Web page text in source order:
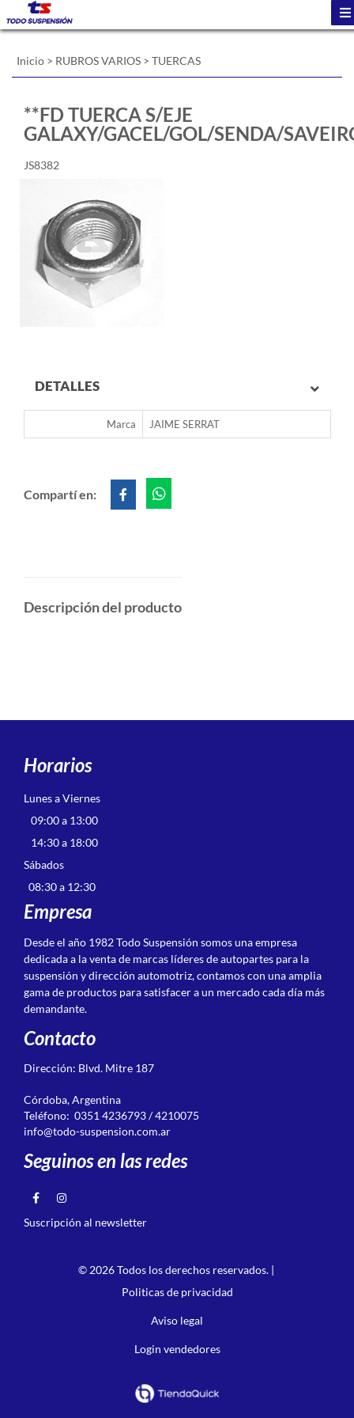
Inicio > RUBROS VARIOS > TUERCAS
**FD TUERCA S/EJE
GALAXY/GACEL/GOL/SENDA/
JS8382
DETALLES
Marca JAIME SERRAT
Compartí en:
Descripción del producto
Horarios
Lunes a Viernes
09:00 a 13:00
14:30 a 18:00
Sábados
08:30 a 12:30
Empresa
Desde el año 1982 Todo Suspensión somos una empresa
dedicada a la venta de marcas líderes de autopartes para la
suspensión y dirección automotriz, contamos con una amplia
gama de productos para satisfacer a un mercado cada día más
demandante.
Contacto
Dirección: Blvd. Mitre 187
Córdoba, Argentina
Teléfono: 0351 4236793 / 4210075
info@todo-suspension.com.ar
Seguinos en las redes
Suscripción al newsletter
© 2026 Todos los derechos reservados. |
Politicas de privacidad
Aviso legal
Login vendedores